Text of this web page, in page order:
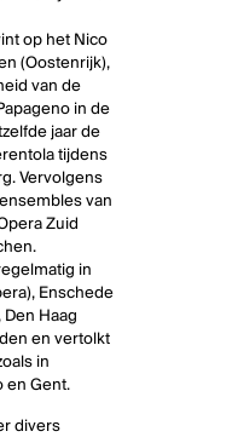
op het Nico
(Oostenrijk),
van de
in de
jaar de
tijdens
Vervolgens
van
Zuid
in
Enschede
Haag
en vertolkt
in
en Gent.
divers